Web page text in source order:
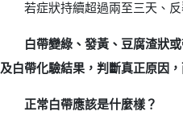
若症狀持續超過兩至三天、
白帶變綠、發黃、豆腐渣狀
及白帶化驗結果，判斷真正原因
正常白帶應該是什麼樣？